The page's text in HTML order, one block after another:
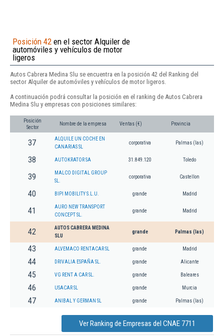
Posición 42 en el sector Alquiler de
automóviles y vehículos de motor
ligeros
Autos Cabrera Medina Slu se encuentra en la posición 42 del Ranking del
sector Alquiler de automóviles y vehículos de motor ligeros.
A continuación podrá consultar la posición en el ranking de Autos Cabrera
Medina Slu y empresas con posiciones similares:
Posición
Sector
Nombre de la empresa Ventas (€) Provincia
37
ALQUILE UN COCHE EN
CANARIAS SL
corporativa Palmas (las)
38 AUTOKRATOR SA 31.849.120 Toledo
39
MALCO DIGITAL GROUP
SL.
corporativa Castellon
40 BIPI MOBILITY S.L.U. grande Madrid
41
AURO NEW TRANSPORT
CONCEPT SL.
grande Madrid
42
AUTOS CABRERA MEDINA
SLU
grande Palmas (las)
43 ALVEMACO RENTACAR SL grande Madrid
44 DRIVALIA ESPAÑA SL. grande Alicante
45 VG RENT A CAR SL. grande Baleares
46 USACAR SL grande Murcia
47 ANIBAL Y GERMAN SL grande Palmas (las)
Ver Ranking de Empresas del CNAE 7711